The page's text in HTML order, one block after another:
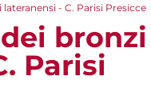
- C. Parisi Presicce
bronzi
Parisi